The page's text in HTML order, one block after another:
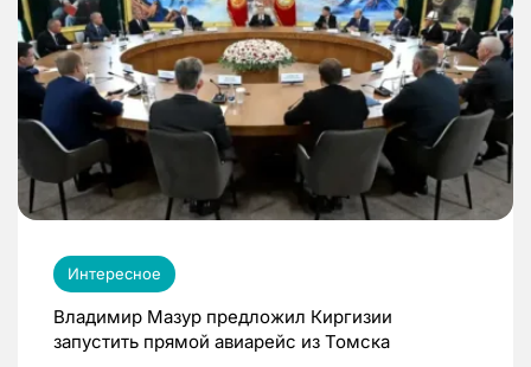
Интересное
Владимир Мазур предложил Киргизии
запустить прямой авиарейс из Томска